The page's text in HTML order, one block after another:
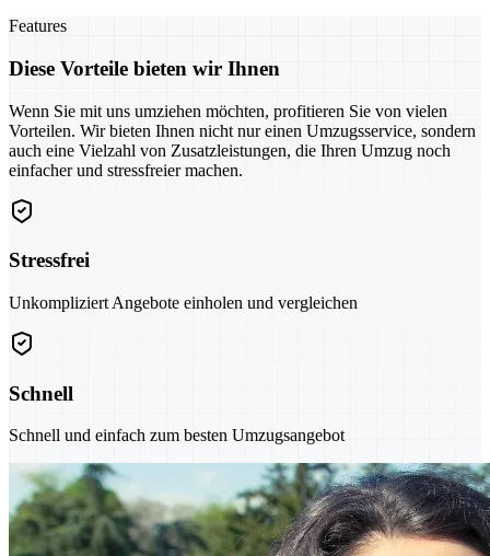
Features
Diese Vorteile bieten wir Ihnen
Wenn Sie mit uns umziehen möchten, profitieren Sie von vielen
Vorteilen. Wir bieten Ihnen nicht nur einen Umzugsservice, sondern
auch eine Vielzahl von Zusatzleistungen, die Ihren Umzug noch
einfacher und stressfreier machen.
Stressfrei
Unkompliziert Angebote einholen und vergleichen
Schnell
Schnell und einfach zum besten Umzugsangebot